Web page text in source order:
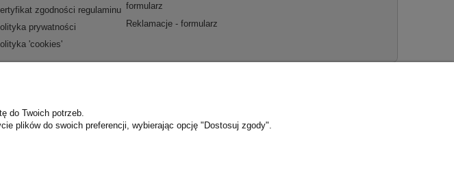
zgodności regulaminu
prywatności
'cookies'
formularz
Reklamacje - formularz
do Twoich potrzeb.
plików do swoich preferencji, wybierając opcję "Dostosuj zgody".